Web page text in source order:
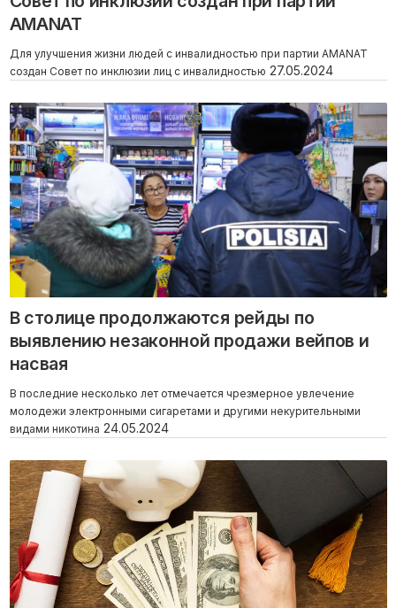
AMANAT
Для улучшения жизни людей с инвалидностью при партии AMANAT
создан Совет по инклюзии лиц с инвалидностью 27.05.2024
В столице продолжаются рейды по
выявлению незаконной продажи вейпов и
насвая
В последние несколько лет отмечается чрезмерное увлечение
молодежи электронными сигаретами и другими некурительными
видами никотина 24.05.2024